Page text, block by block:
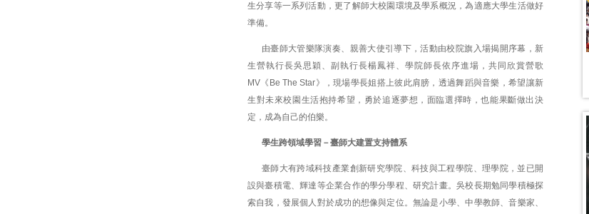
生分享等一系列活動，更了解師大校園環境及學系概況，為適應大學生活做好
準備。
由臺師大管樂隊演奏、親善大使引導下，活動由校院旗入場揭開序幕，新
生營執行長吳思穎、副執行長楊鳳祥、學院師長依序進場，共同欣賞營歌
MV《Be The Star》，現場學長姐搭上彼此肩膀，透過舞蹈與音樂，希望讓新
生對未來校園生活抱持希望，勇於追逐夢想，面臨選擇時，也能果斷做出決
定，成為自己的伯樂。
學生跨領域學習－臺師大建置支持體系
臺師大有跨域科技產業創新研究學院、科技與工程學院、理學院，並已開
設與臺積電、輝達等企業合作的學分學程、研究計畫。吳校長期勉同學積極探
索自我，發展個人對於成功的想像與定位。無論是小學、中學教師、音樂家、